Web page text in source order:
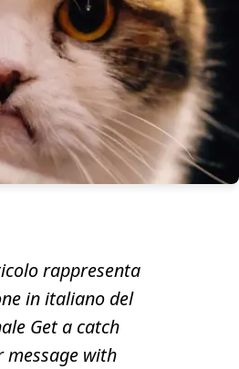
rappresenta
in italiano del
Get a catch
message with